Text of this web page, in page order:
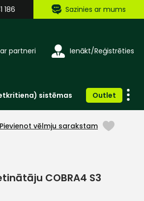
186 Sazinies ar mums
partneri Ienākt/Reģistrēties
sistēmas Outlet
Pievienot vēlmju sarakstam
COBRA4 S3